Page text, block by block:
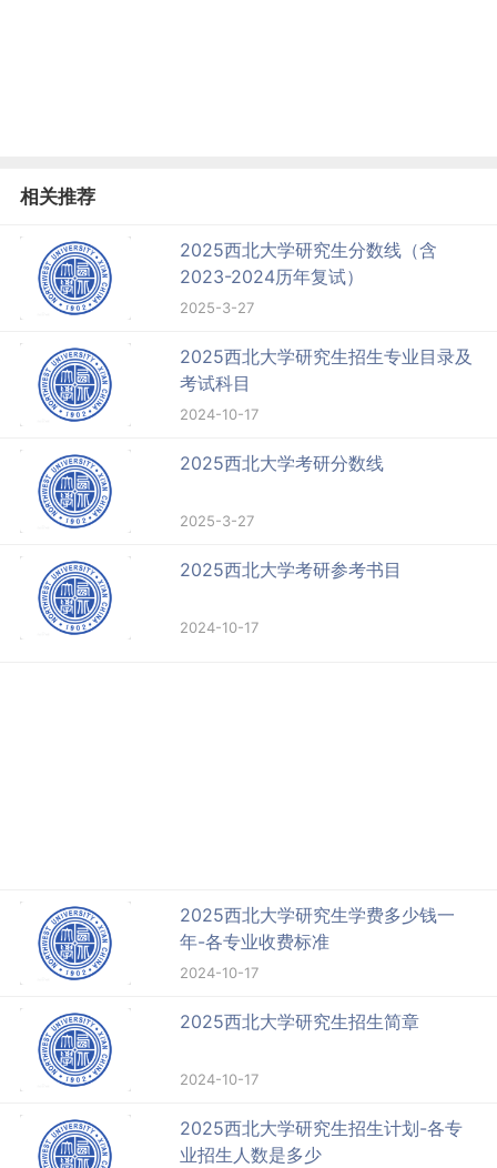
相关推荐
2025西北大学研究生分数线（含
2023-2024历年复试）
2025-3-27
2025西北大学研究生招生专业目录及
考试科目
2024-10-17
2025西北大学考研分数线
2025-3-27
2025西北大学考研参考书目
2024-10-17
2025西北大学研究生学费多少钱一
年-各专业收费标准
2024-10-17
2025西北大学研究生招生简章
2024-10-17
2025西北大学研究生招生计划-各专
业招生人数是多少